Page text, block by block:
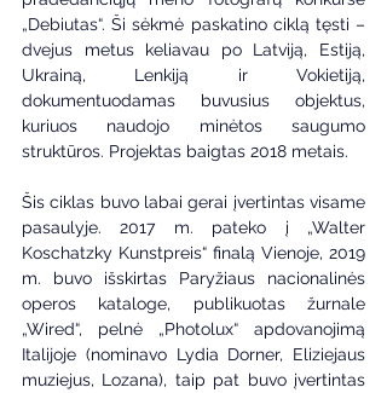
„Debiutas“. Ši sėkmė paskatino ciklą tęsti –
dvejus metus keliavau po Latviją, Estiją,
Ukrainą, Lenkiją ir Vokietiją,
dokumentuodamas buvusius objektus,
kuriuos naudojo minėtos saugumo
struktūros. Projektas baigtas 2018 metais.
Šis ciklas buvo labai gerai įvertintas visame
pasaulyje. 2017 m. pateko į „Walter
Koschatzky Kunstpreis“ finalą Vienoje, 2019
m. buvo išskirtas Paryžiaus nacionalinės
operos kataloge, publikuotas žurnale
„Wired“, pelnė „Photolux“ apdovanojimą
Italijoje (nominavo Lydia Dorner, Eliziejaus
muziejus, Lozana), taip pat buvo įvertintas